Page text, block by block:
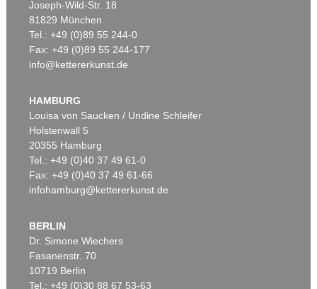
Joseph-Wild-Str. 18
81829 München
Tel.: +49 (0)89 55 244-0
Fax: +49 (0)89 55 244-177
info@kettererkunst.de
HAMBURG
Louisa von Saucken / Undine Schleifer
Holstenwall 5
20355 Hamburg
Tel.: +49 (0)40 37 49 61-0
Fax: +49 (0)40 37 49 61-66
infohamburg@kettererkunst.de
BERLIN
Dr. Simone Wiechers
Fasanenstr. 70
10719 Berlin
Tel.: +49 (0)30 88 67 53-63